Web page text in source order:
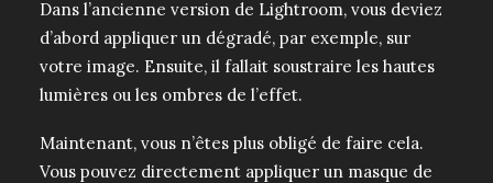
Dans l’ancienne version de Lightroom, vous deviez
d’abord appliquer un dégradé, par exemple, sur
votre image. Ensuite, il fallait soustraire les hautes
lumières ou les ombres de l’effet.
Maintenant, vous n’êtes plus obligé de faire cela.
Vous pouvez directement appliquer un masque de